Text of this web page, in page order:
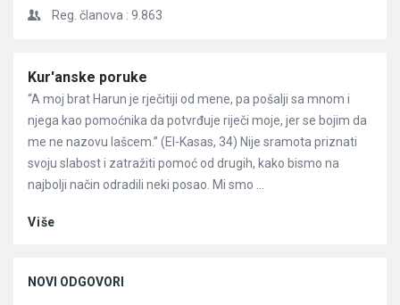
Reg. članova : 9.863
Članci
Kur'anske poruke
“A moj brat Harun je rječitiji od mene, pa pošalji sa mnom i
njega kao pomoćnika da potvrđuje riječi moje, jer se bojim da
me ne nazovu lašcem.” (El-Kasas, 34) Nije sramota priznati
svoju slabost i zatražiti pomoć od drugih, kako bismo na
najbolji način odradili neki posao. Mi smo ...
Više
NOVI ODGOVORI